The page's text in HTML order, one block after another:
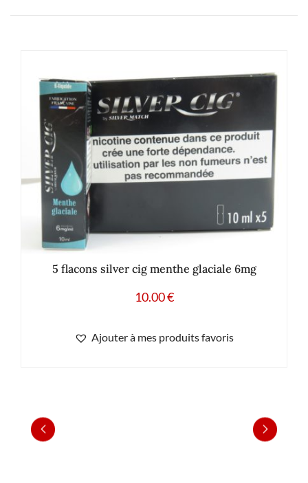
5 flacons silver cig menthe glaciale 6mg
10.00€
Ajouter à mes produits favoris